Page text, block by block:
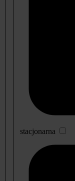
stacjonarna